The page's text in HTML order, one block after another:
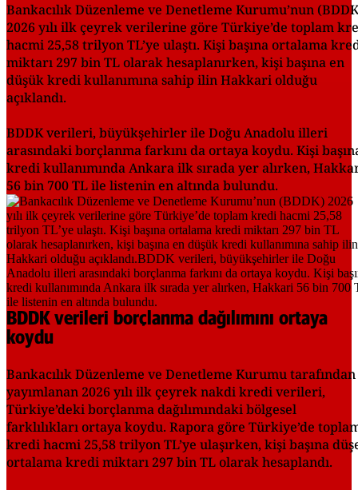
Bankacılık Düzenleme ve Denetleme Kurumu’nun
2026 yılı ilk çeyrek verilerine göre Türkiye’de toplam
hacmi 25,58 trilyon TL’ye ulaştı. Kişi başına ortalama
miktarı 297 bin TL olarak hesaplanırken, kişi başına en
düşük kredi kullanımına sahip ilin Hakkari olduğu
açıklandı.
BDDK verileri, büyükşehirler ile Doğu Anadolu illeri
arasındaki borçlanma farkını da ortaya koydu. Kişi
kredi kullanımında Ankara ilk sırada yer alırken,
56 bin 700 TL ile listenin en altında bulundu.
BDDK verileri borçlanma dağılımını ortaya
koydu
Bankacılık Düzenleme ve Denetleme Kurumu tarafından
yayımlanan 2026 yılı ilk çeyrek nakdi kredi verileri,
Türkiye’deki borçlanma dağılımındaki bölgesel
farklılıkları ortaya koydu. Rapora göre Türkiye’de
kredi hacmi 25,58 trilyon TL’ye ulaşırken, kişi başına
ortalama kredi miktarı 297 bin TL olarak hesaplandı.